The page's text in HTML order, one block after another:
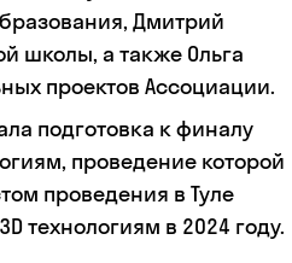
Дмитрий
школы, а также Ольга
проектов Ассоциации.
подготовка к финалу
проведение которой
проведения в Туле
технологиям в 2024 году.